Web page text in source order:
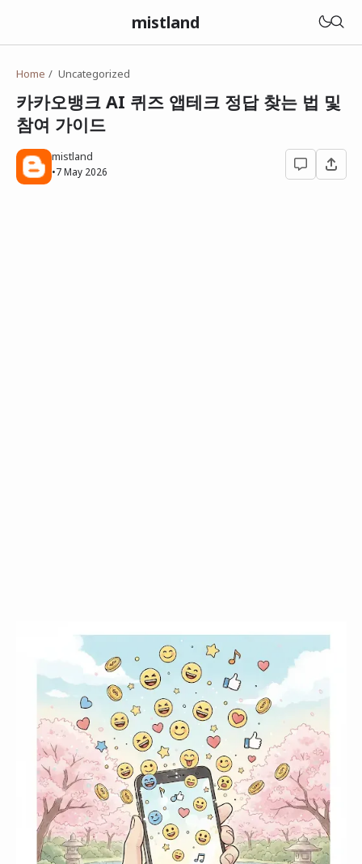
mistland
Home Uncategorized
카카오뱅크 AI 퀴즈 앱테크 정답 찾는 법 및
참여 가이드
mistland
•7 May 2026